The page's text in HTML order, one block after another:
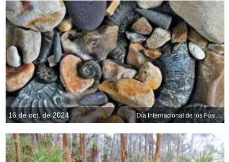
16 de oct. de 2024 Día Internacional de los Fósiles